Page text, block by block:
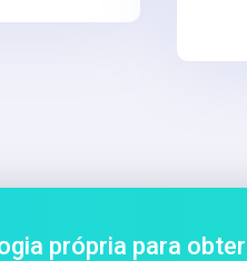
própria para